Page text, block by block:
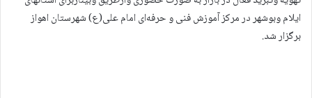
ایلام وبوشهر در مرکز آموزش فنی و حرفه‌ای امام علی(ع) شهرستان اهواز
برگزار شد.